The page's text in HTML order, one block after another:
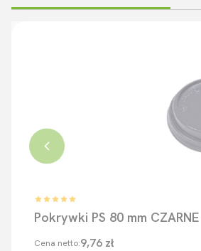
Pokrywki PS 80 mm
Cena netto:9,76 zł